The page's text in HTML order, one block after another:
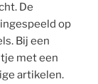
De
op
Bij een
met een
artikelen.